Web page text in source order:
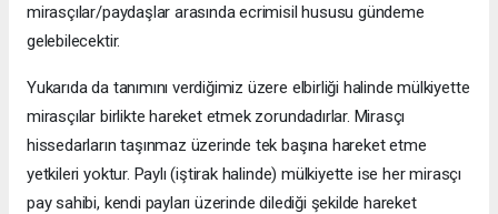
mirasçılar/paydaşlar arasında ecrimisil hususu gündeme
gelebilecektir.
Yukarıda da tanımını verdiğimiz üzere elbirliği halinde mülkiyette
mirasçılar birlikte hareket etmek zorundadırlar. Mirasçı
hissedarların taşınmaz üzerinde tek başına hareket etme
yetkileri yoktur. Paylı (iştirak halinde) mülkiyette ise her mirasçı
pay sahibi, kendi payları üzerinde dilediği şekilde hareket